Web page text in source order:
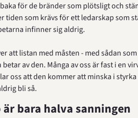
för de bränder som plötsligt och
tiden som krävs för ett ledarskap som
infinner sig aldrig.
att listan med måsten - med sådan
av den. Många av oss är fast i en
oss att den kommer att minska i
bli så.
bara halva sanningen